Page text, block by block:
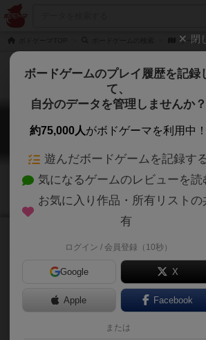
ウーリ
ウーリィ・ブーリ
Wooly Wars
最初は自分の色を隠しておき
色を明かして、終始得点が伸
ルを配置していく正体隠匿と
閉
ボードゲームのプレイ履歴を記録
て、
自分のデータを管理しませんか？
約75,000人がボドゲーマを利用中！
遊んだボードゲームを記録す
気になるゲームのレビューを読
お気に入り作品・所有リストの
有
ログイン / 会員登録（10秒）
Google X
Apple Facebook
または